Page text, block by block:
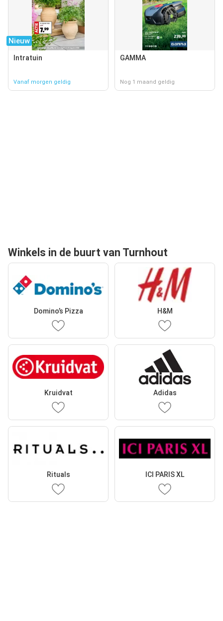
Nieuw
Intratuin
Vanaf morgen geldig
GAMMA
Nog 1 maand geldig
Winkels in de buurt van Turnhout
Domino’s Pizza H&M
Kruidvat Adidas
Rituals ICI PARIS XL